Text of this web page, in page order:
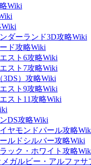
Wiki
ダーランド3D攻略Wiki
ド攻略Wiki
スト6攻略Wiki
スト7攻略Wiki
3DS）攻略Wiki
スト9攻略Wiki
スト11攻略Wiki
DS攻略Wiki
ヤモンドパール攻略
ルドシルバー攻略Wiki
ック・ホワイト攻略
ガルビー・アルファサ